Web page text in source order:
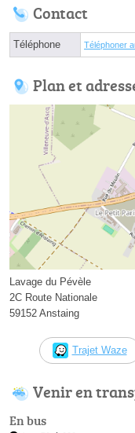
Contact
Téléphone Téléphoner
Plan et
Lavage du Pévèle
2C Route Nationale
59152 Anstaing
Trajet Waze
Venir en
En bus